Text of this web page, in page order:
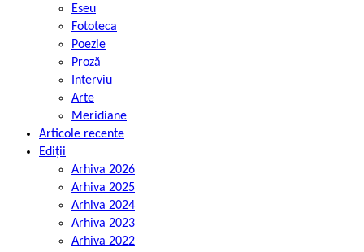
Eseu
Fototeca
Poezie
Proză
Interviu
Arte
Meridiane
Articole recente
Ediții
Arhiva 2026
Arhiva 2025
Arhiva 2024
Arhiva 2023
Arhiva 2022